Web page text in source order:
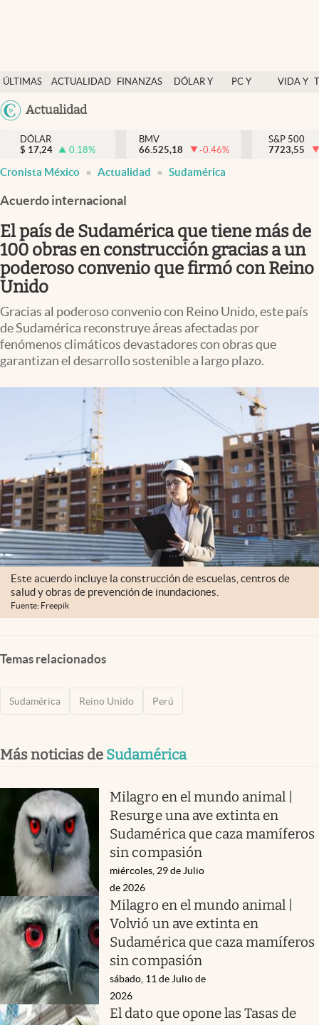
ÚLTIMAS
NOTICIAS
ACTUALIDAD
FINANZAS
DÓLAR Y
PC Y
VIDA Y
México
Actualidad
Actualidad
Finanzas y economía
Dólar y mercados
Pc y celular
Vida y estilo
Clima
Espiritualidad
abre en nueva pestaña
DÓLAR
$ 17,24 0.18%
BMV
66.525,18
-0.46%
S&P 500
7723,55
Cronista México Actualidad Sudamérica
Acuerdo internacional
El país de Sudamérica que tiene más de
100 obras en construcción gracias a un
poderoso convenio que firmó con Reino
Unido
Gracias al poderoso convenio con Reino Unido, este país
de Sudamérica reconstruye áreas afectadas por
fenómenos climáticos devastadores con obras que
garantizan el desarrollo sostenible a largo plazo.
Este acuerdo incluye la construcción de escuelas, centros de
salud y obras de prevención de inundaciones.
Fuente: Freepik
Temas relacionados
Sudamérica Reino Unido Perú
Más noticias de Sudamérica
Milagro en el mundo animal |
Resurge una ave extinta en
Sudamérica que caza mamíferos
sin compasión
miércoles, 29 de Julio
de 2026
Milagro en el mundo animal |
Volvió un ave extinta en
Sudamérica que caza mamíferos
sin compasión
sábado, 11 de Julio de
2026
El dato que opone las Tasas de